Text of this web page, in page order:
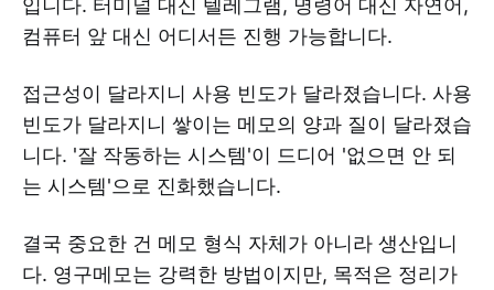
입니다. 터미널 대신 텔레그램, 명령어 대신 자연어,
컴퓨터 앞 대신 어디서든 진행 가능합니다.
접근성이 달라지니 사용 빈도가 달라졌습니다. 사용
빈도가 달라지니 쌓이는 메모의 양과 질이 달라졌습
니다. '잘 작동하는 시스템'이 드디어 '없으면 안 되
는 시스템'으로 진화했습니다.
결국 중요한 건 메모 형식 자체가 아니라 생산입니
다. 영구메모는 강력한 방법이지만, 목적은 정리가